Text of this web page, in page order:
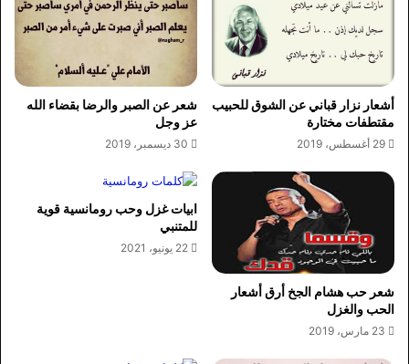
أشعار نزار قباني عن الشوق للحبيب
مقتطفات مختارة
29 أغسطس، 2019
شعر عن الصبر والرضا بقضاء الله
عز وجل
30 ديسمبر، 2019
شعر حب هشام الجخ أرق أشعار
الحب والغزل
23 مارس، 2019
ابيات غزل وحب رومانسية قوية
للمتنبي
22 يونيو، 2021